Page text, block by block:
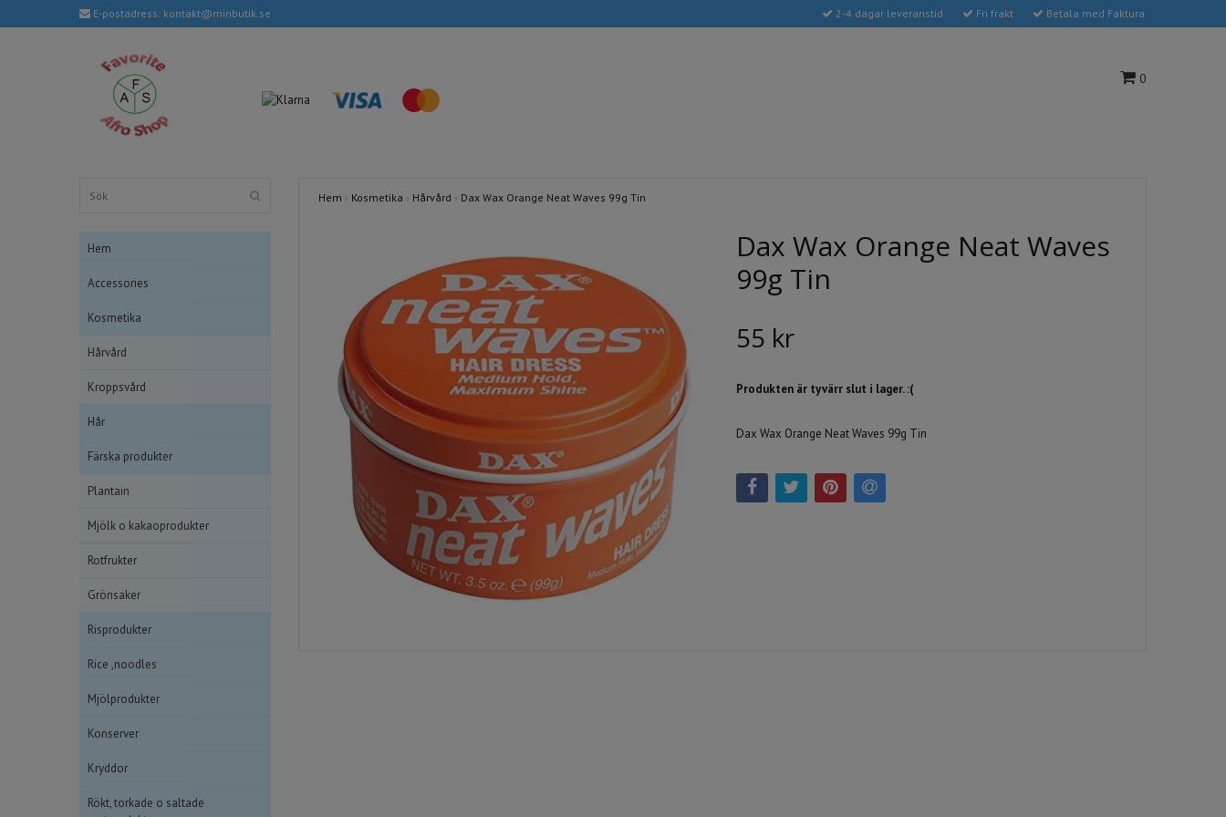
E-postadress: kontakt@minbutik.se 2-4 dagar leveranstid Fri frakt Betala med Faktura
0
Hem
Accessories
Kosmetika
Hårvård
Kroppsvård
Hår
Färska produkter
Plantain
Mjölk o kakaoprodukter
Rotfrukter
Grönsaker
Risprodukter
Rice ,noodles
Mjölprodukter
Konserver
Kryddor
Rökt, torkade o saltade
Hem › Kosmetika › Hårvård › Dax Wax Orange Neat Waves 99g Tin
Dax Wax Orange Neat Waves
99g Tin
55 kr
Produkten är tyvärr slut i lager. :(
Dax Wax Orange Neat Waves 99g Tin